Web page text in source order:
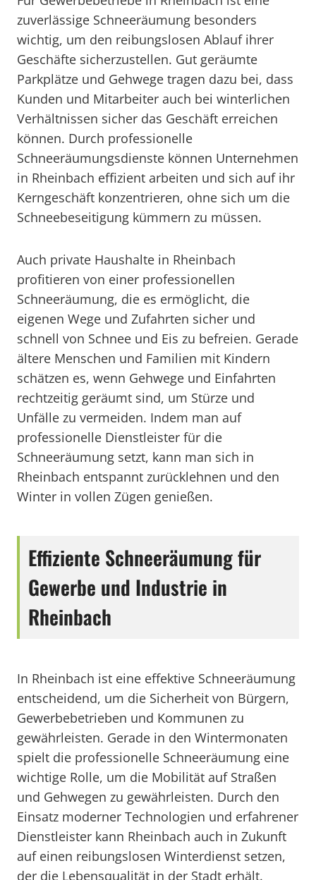
zuverlässige Schneeräumung besonders
wichtig, um den reibungslosen Ablauf ihrer
Geschäfte sicherzustellen. Gut geräumte
Parkplätze und Gehwege tragen dazu bei, dass
Kunden und Mitarbeiter auch bei winterlichen
Verhältnissen sicher das Geschäft erreichen
können. Durch professionelle
Schneeräumungsdienste können Unternehmen
in Rheinbach effizient arbeiten und sich auf ihr
Kerngeschäft konzentrieren, ohne sich um die
Schneebeseitigung kümmern zu müssen.
Auch private Haushalte in Rheinbach
profitieren von einer professionellen
Schneeräumung, die es ermöglicht, die
eigenen Wege und Zufahrten sicher und
schnell von Schnee und Eis zu befreien. Gerade
ältere Menschen und Familien mit Kindern
schätzen es, wenn Gehwege und Einfahrten
rechtzeitig geräumt sind, um Stürze und
Unfälle zu vermeiden. Indem man auf
professionelle Dienstleister für die
Schneeräumung setzt, kann man sich in
Rheinbach entspannt zurücklehnen und den
Winter in vollen Zügen genießen.
Effiziente Schneeräumung für
Gewerbe und Industrie in
Rheinbach
In Rheinbach ist eine effektive Schneeräumung
entscheidend, um die Sicherheit von Bürgern,
Gewerbebetrieben und Kommunen zu
gewährleisten. Gerade in den Wintermonaten
spielt die professionelle Schneeräumung eine
wichtige Rolle, um die Mobilität auf Straßen
und Gehwegen zu gewährleisten. Durch den
Einsatz moderner Technologien und erfahrener
Dienstleister kann Rheinbach auch in Zukunft
auf einen reibungslosen Winterdienst setzen,
der die Lebensqualität in der Stadt erhält.